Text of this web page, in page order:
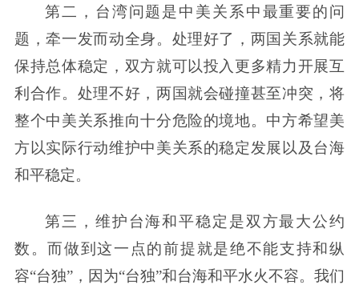
第二，台湾问题是中美关系中最重要的问
题，牵一发而动全身。处理好了，两国关系就能
保持总体稳定，双方就可以投入更多精力开展互
利合作。处理不好，两国就会碰撞甚至冲突，将
整个中美关系推向十分危险的境地。中方希望美
方以实际行动维护中美关系的稳定发展以及台海
和平稳定。
第三，维护台海和平稳定是双方最大公约
数。而做到这一点的前提就是绝不能支持和纵
容“台独”，因为“台独”和台海和平水火不容。我们